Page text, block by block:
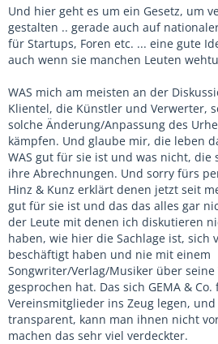
Und hier geht es um ein Gesetz, um
gestalten .. gerade auch auf
für Startups, Foren etc. ... eine gute
auch wenn sie manchen Leuten
WAS mich am meisten an der
Klientel, die Künstler und Verwerter,
solche Änderung/Anpassung des
kämpfen. Und glaube mir, die leben
WAS gut für sie ist und was nicht, die
ihre Abrechnungen. Und sorry fürs
Hinz & Kunz erklärt denen jetzt seit
gut für sie ist und das das alles gar
der Leute mit denen ich diskutieren
haben, wie hier die Sachlage ist, sich
beschäftigt haben und nie mit einem
Songwriter/Verlag/Musiker über seine
gesprochen hat. Das sich GEMA &
Vereinsmitglieder ins Zeug legen,
transparent, kann man ihnen nicht
machen das sehr viel verdeckter.